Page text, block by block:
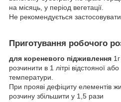
на місяць, у період вегетації.
Не рекомендується
Приготування робочого
для кореневого підживлення
розчинити в 1 літрі відстояної
температури.
При прояві дефіциту елементів
розчину збільшити у 1,5 рази